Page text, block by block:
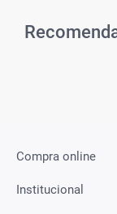
Compra online
Institucional